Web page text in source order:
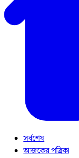
সর্বশেষ
আজকের পত্রিকা